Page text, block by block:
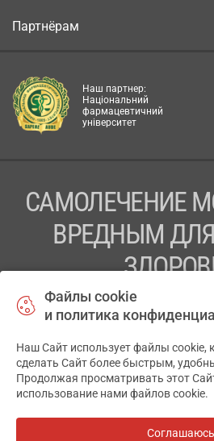
Партнёрам
Наш партнер:
Національний
фармацевтичний
університет
САМОЛЕЧЕНИЕ
ВРЕДНЫМ
ПЕРЕД ПРИМЕНЕНИЕМ
ТОВ «АПТЕКА 911.ЮА» Код
Отказ от
Файлы cookie
и политика
Наш Сайт использует файлы cookie,
сделать Сайт более быстрым,
Продолжая просматривать этот
использование нами файлов cookie.
Соглашаюсь